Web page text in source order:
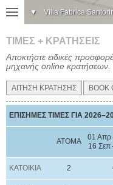
▼ Villa Fabrica
ΤΙΜΕΣ + ΚΡΑΤΗΣΕΙΣ
Αποκτήστε ειδικές
μηχανής online κρατήσεων.
ΑΙΤΗΣΗ ΚΡΑΤΗΣΗΣ BOOK
ΕΠΙΣΗΜΕΣ ΤΙΜΕΣ ΓΙΑ
ΑΤΟΜΑ
01 Απρ
16 Σεπ
ΚΑΤΟΙΚΙΑ 2